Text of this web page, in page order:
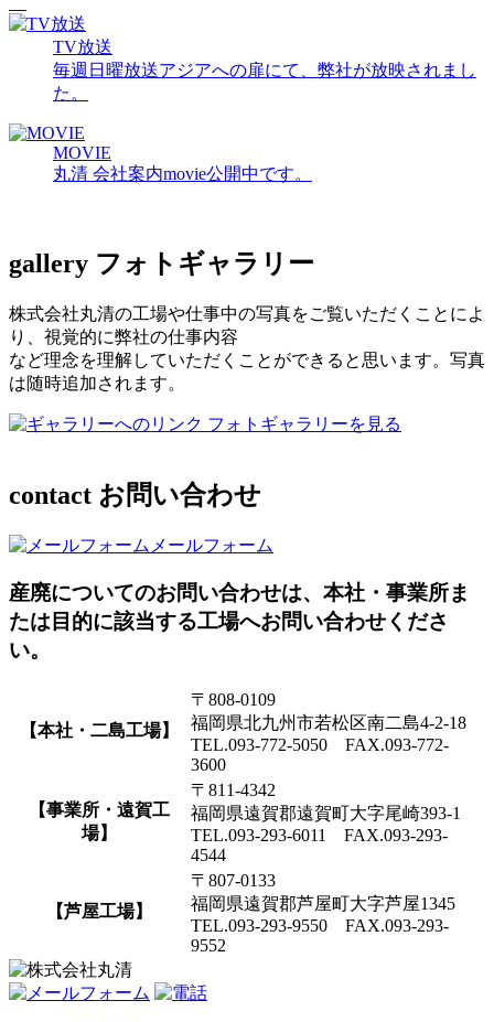
TV放送
毎週日曜放送アジアへの扉にて、弊社が放映されまし
た。
MOVIE
丸清 会社案内movie公開中です。
gallery フォトギャラリー
株式会社丸清の工場や仕事中の写真をご覧いただくことによ
り、視覚的に弊社の仕事内容
など理念を理解していただくことができると思います。写真
は随時追加されます。
フォトギャラリーを見る
contact お問い合わせ
メールフォーム
産廃についてのお問い合わせは、本社・事業所ま
たは目的に該当する工場へお問い合わせくださ
い。
【本社・二島工場】
〒808-0109
福岡県北九州市若松区南二島4-2-18
TEL.093-772-5050 FAX.093-772-
3600
【事業所・遠賀工
場】
〒811-4342
福岡県遠賀郡遠賀町大字尾崎393-1
TEL.093-293-6011 FAX.093-293-
4544
【芦屋工場】
〒807-0133
福岡県遠賀郡芦屋町大字芦屋1345
TEL.093-293-9550 FAX.093-293-
9552